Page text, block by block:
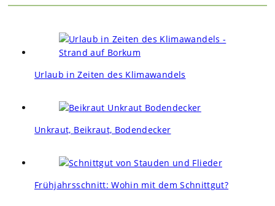
Urlaub in Zeiten des Klimawandels
Unkraut, Beikraut, Bodendecker
Frühjahrsschnitt: Wohin mit dem Schnittgut?